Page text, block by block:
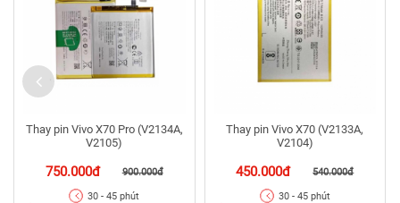
Thay pin Vivo X70 Pro (V2134A,
V2105)
750.000đ 900.000đ
30 - 45 phút
Thay pin Vivo X70 (V2133A,
V2104)
450.000đ 540.000đ
30 - 45 phút